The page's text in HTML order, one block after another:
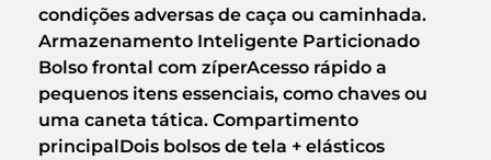
condições adversas de caça ou caminhada.
Armazenamento Inteligente Particionado
Bolso frontal com zíperAcesso rápido a
pequenos itens essenciais, como chaves ou
uma caneta tática. Compartimento
principalDois bolsos de tela + elásticos